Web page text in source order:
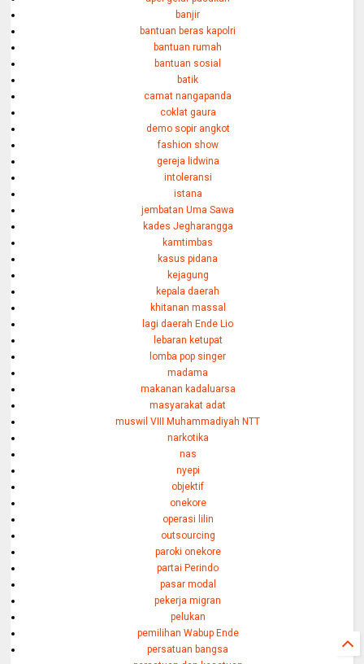
banjir
bantuan beras kapolri
bantuan rumah
bantuan sosial
batik
camat nangapanda
coklat gaura
demo sopir angkot
fashion show
gereja lidwina
intoleransi
istana
jembatan Uma Sawa
kades Jegharangga
kamtimbas
kasus pidana
kejagung
kepala daerah
khitanan massal
lagi daerah Ende Lio
lebaran ketupat
lomba pop singer
madama
makanan kadaluarsa
masyarakat adat
muswil VIII Muhammadiyah NTT
narkotika
nas
nyepi
objektif
onekore
operasi lilin
outsourcing
paroki onekore
partai Perindo
pasar modal
pekerja migran
pelukan
pemilihan Wabup Ende
persatuan bangsa